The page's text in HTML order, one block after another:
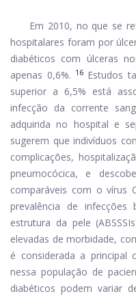
Em 2010, no que se
hospitalares foram por
diabéticos com úlceras
apenas 0,6%. 16Estudos
superior a 6,5% está
infecção da corrente
adquirida no hospital e
sugerem que indivíduos
complicações,
pneumocócica, e
comparáveis ​​com o vírus
prevalência de
estrutura da pele
elevadas de morbidade,
é considerada a principal
nessa população de
diabéticos podem variar